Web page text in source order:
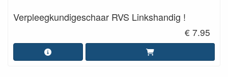
Verpleegkundigeschaar RVS Linkshandig !
€ 7.95